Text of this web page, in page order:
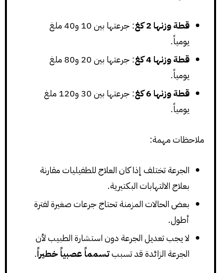
قطة وزنها 2 كغ
: جرعتها بين 10 و40 ملغ
يومياً.
قطة وزنها 4 كغ
: جرعتها بين 20 و80 ملغ
يومياً.
قطة وزنها 6 كغ
: جرعتها بين 30 و120 ملغ
يومياً.
ملاحظات مهمة:
الجرعة تختلف إذا كان العلاج للطفيليات مقارنة
بعلاج الالتهابات البكتيرية.
بعض الحالات المزمنة تحتاج جرعات صغيرة لفترة
أطول.
لا يجب تعديل الجرعة دون استشارة الطبيب لأن
الجرعة الزائدة قد تسببتسمماً عصبياً خطيراً.